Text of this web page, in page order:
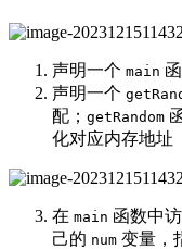
声明一个 main
声明一个
配； getRandom
化对应内存地址
在 main 函数中
己的 num 变量，